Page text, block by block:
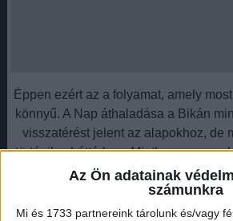
Az Ön adatainak
számunkra
Mi és 1733 partnereink tárolunk és/vagy
Éppen ezért az a folyamat, amely
könnyű. A Nap áthaladása a Bikán
visszatérést jelent az alapokhoz, de
történik a háttérben. Mintha a
apró repedések jelennének meg –
inkább finom, de egyre zavaróbb
gondolatok, amelyeket eddig